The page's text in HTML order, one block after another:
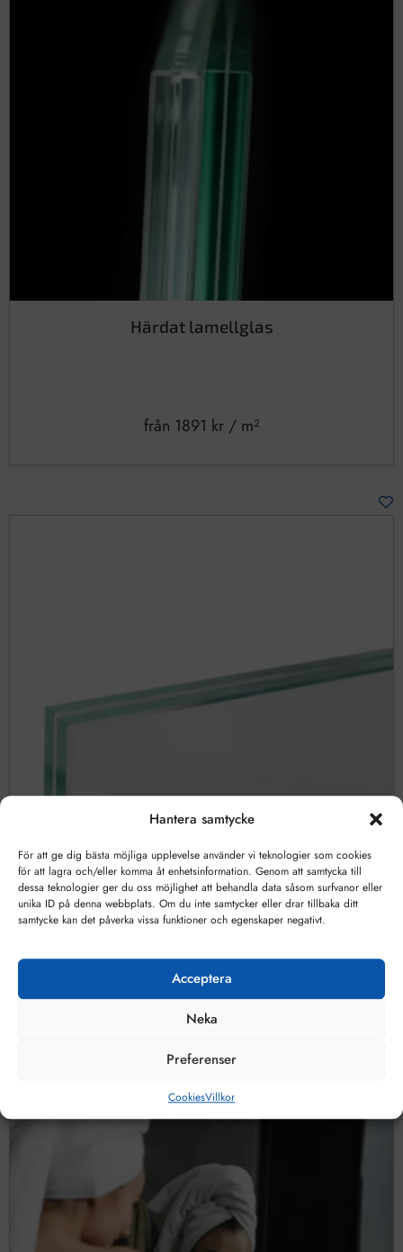
Hantera samtycke
För att ge dig bästa möjliga upplevelse använder vi teknologier som cookies
för att lagra och/eller komma åt enhetsinformation. Genom att samtycka till
dessa teknologier ger du oss möjlighet att behandla data såsom surfvanor eller
unika ID på denna webbplats. Om du inte samtycker eller drar tillbaka ditt
samtycke kan det påverka vissa funktioner och egenskaper negativt.
Acceptera
Neka
Preferenser
CookiesVillkor
Härdat lamellglas
från 1891 kr / m²
Lamellglas
993kr